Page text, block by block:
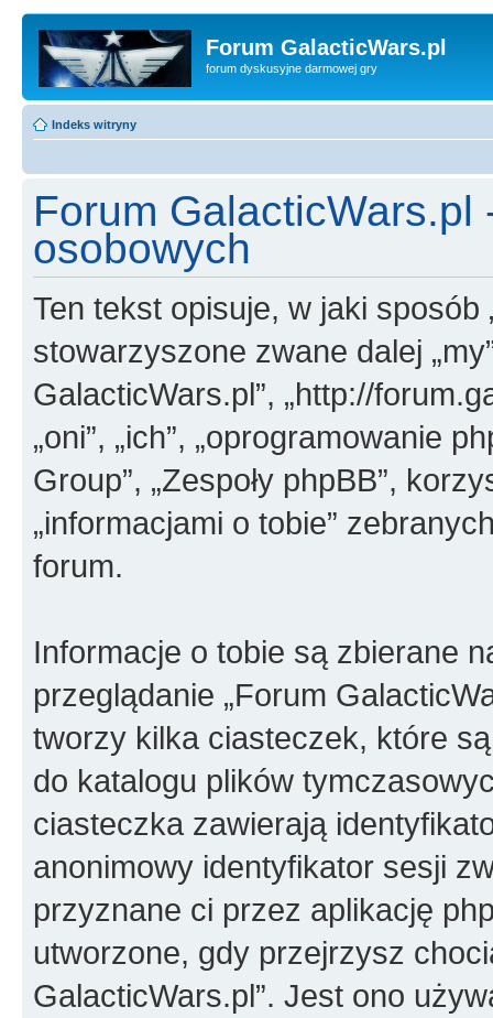
Forum GalacticWars.pl
forum dyskusyjne darmowej gry
Indeks witryny
Forum
osobowych
Ten tekst opisuje, w jaki sposób
stowarzyszone zwane dalej
GalacticWars.pl”, „http://
„oni”, „ich”, „oprogramowanie
Group”, „Zespoły phpBB”,
„informacjami o tobie”
forum.
Informacje o tobie są zbierane
przeglądanie „Forum
tworzy kilka ciasteczek, które
do katalogu plików
ciasteczka zawierają
anonimowy identyfikator sesji
przyznane ci przez aplikację
utworzone, gdy przejrzysz
GalacticWars.pl”. Jest ono